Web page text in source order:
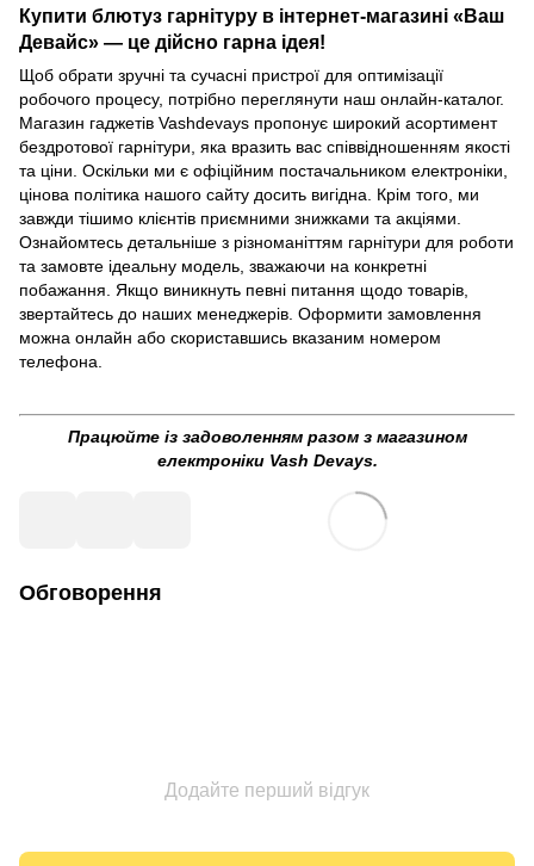
Купити блютуз гарнітуру в інтернет-магазині «Ваш
Девайс» — це дійсно гарна ідея!
Щоб обрати зручні та сучасні пристрої для оптимізації
робочого процесу, потрібно переглянути наш онлайн-каталог.
Магазин гаджетів Vashdevays пропонує широкий асортимент
бездротової гарнітури, яка вразить вас співвідношенням якості
та ціни. Оскільки ми є офіційним постачальником електроніки,
цінова політика нашого сайту досить вигідна. Крім того, ми
завжди тішимо клієнтів приємними знижками та акціями.
Ознайомтесь детальніше з різноманіттям гарнітури для роботи
та замовте ідеальну модель, зважаючи на конкретні
побажання. Якщо виникнуть певні питання щодо товарів,
звертайтесь до наших менеджерів. Оформити замовлення
можна онлайн або скориставшись вказаним номером
телефона.
Працюйте із задоволенням разом з магазином
електроніки Vash Devays.
Обговорення
Додайте перший відгук